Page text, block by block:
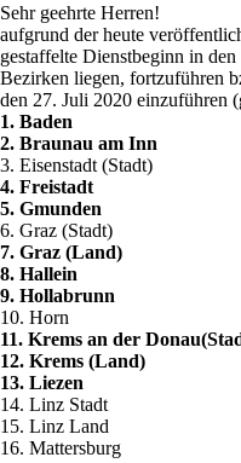
Sehr geehrte Herren!
aufgrund der heute
gestaffelte Dienstbeginn in
Bezirken liegen, fortzuführen
den 27. Juli 2020 einzuführen
1. Baden
2. Braunau am Inn
3. Eisenstadt (Stadt)
4. Freistadt
5. Gmunden
6. Graz (Stadt)
7. Graz (Land)
8. Hallein
9. Hollabrunn
10. Horn
11. Krems an der
12. Krems (Land)
13. Liezen
14. Linz Stadt
15. Linz Land
16. Mattersburg